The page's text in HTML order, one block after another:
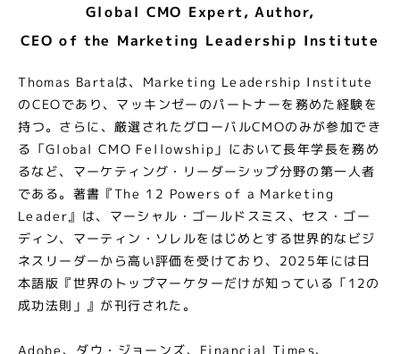
Global CMO Expert, Author,
CEO of the Marketing Leadership Institute
Thomas Bartaは、Marketing Leadership Institute
のCEOであり、マッキンゼーのパートナーを務めた経験を
持つ。さらに、厳選されたグローバルCMOのみが参加でき
る「Global CMO Fellowship」において長年学長を務め
るなど、マーケティング・リーダーシップ分野の第一人者
である。著書『The 12 Powers of a Marketing
Leader』は、マーシャル・ゴールドスミス、セス・ゴー
ディン、マーティン・ソレルをはじめとする世界的なビジ
ネスリーダーから高い評価を受けており、2025年には日
本語版『世界のトップマーケターだけが知っている「12の
成功法則」』が刊行された。
Adobe、ダウ・ジョーンズ、Financial Times、